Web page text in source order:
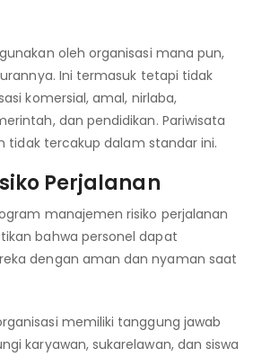
oleh organisasi mana pun,
Ini termasuk tetapi tidak
komersial, amal, nirlaba,
dan pendidikan. Pariwisata
tidak tercakup dalam standar ini.
Perjalanan
manajemen risiko perjalanan
bahwa personel dapat
dengan aman dan nyaman saat
memiliki tanggung jawab
karyawan, sukarelawan, dan siswa